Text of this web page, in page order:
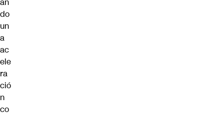
do
un
a
ac
ele
ra
ció
n
co